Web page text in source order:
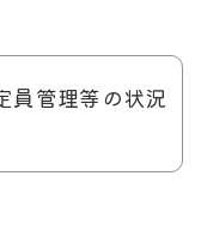
員管理等の状況